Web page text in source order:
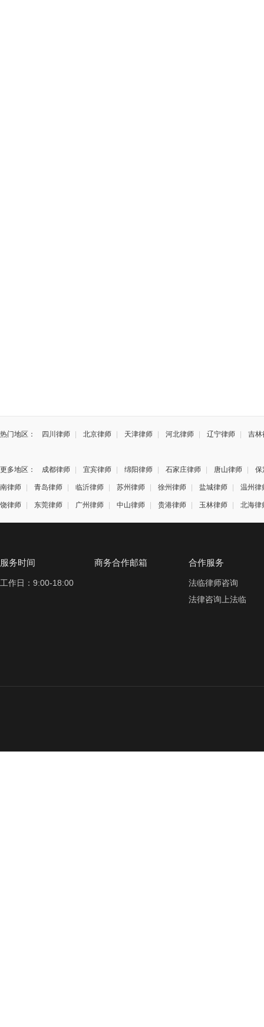
热门地区： 四川律师 北京律师 天津律师 河北律师 辽宁律师 吉林
更多地区： 成都律师 宜宾律师 绵阳律师 石家庄律师 唐山律师 保
南律师 青岛律师 临沂律师 苏州律师 徐州律师 盐城律师 温州律
饶律师 东莞律师 广州律师 中山律师 贵港律师 玉林律师 北海律
服务时间
工作日：9:00-18:00
商务合作邮箱 合作服务
法临律师咨询
法律咨询上法临